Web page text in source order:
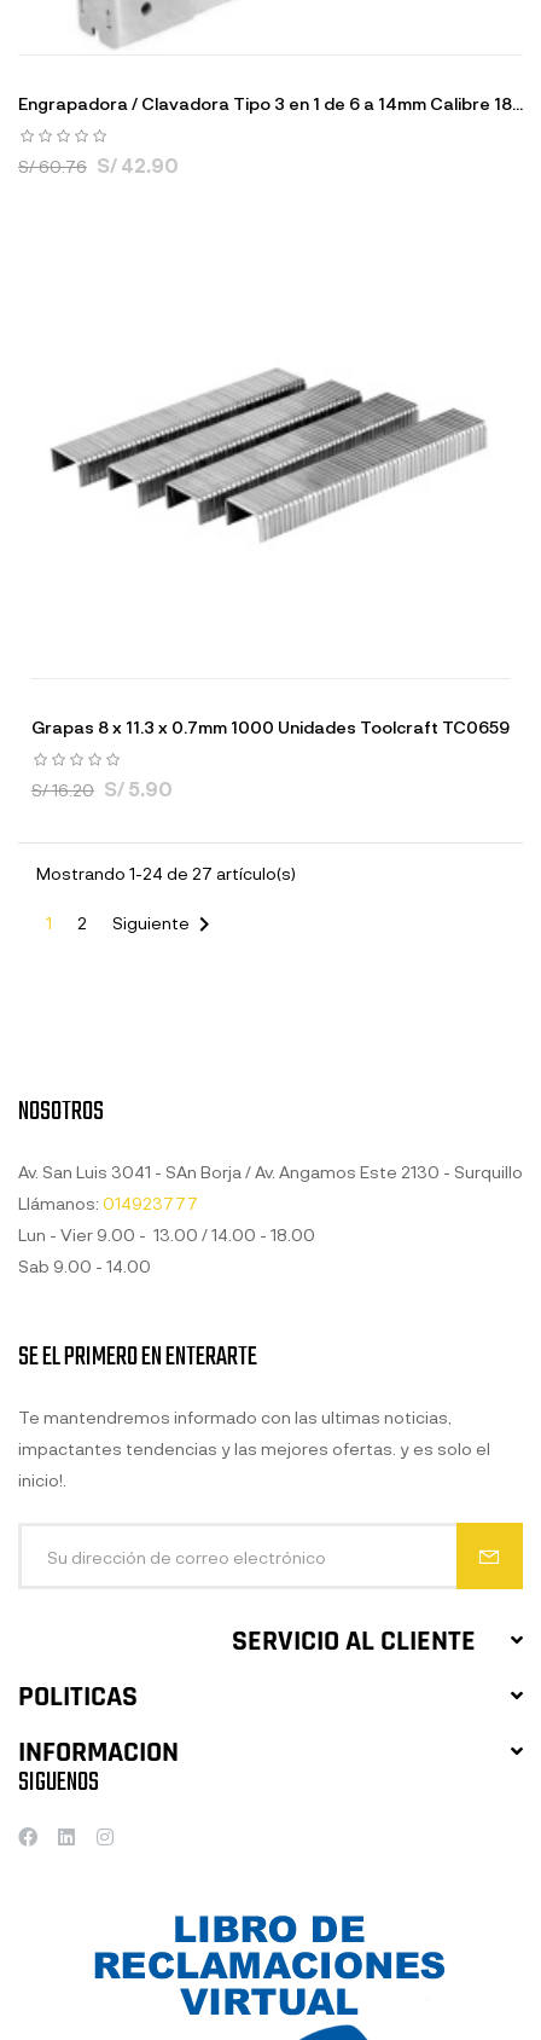
Engrapadora / Clavadora Tipo 3 en 1 de 6 a 14mm Calibre 18...
S/ 60.76 S/ 42.90
Grapas 8 x 11.3 x 0.7mm 1000 Unidades Toolcraft TC0659
S/ 16.20 S/ 5.90
Mostrando 1-24 de 27 artículo(s)
1 2 Siguiente 
NOSOTROS
Av. San Luis 3041 - SAn Borja / Av. Angamos Este 2130 - Surquillo
Llámanos: 014923777
Lun - Vier 9.00 - 13.00 / 14.00 - 18.00
Sab 9.00 - 14.00
SERVICIO AL CLIENTE
POLITICAS
INFORMACION
SE EL PRIMERO EN ENTERARTE
Te mantendremos informado con las ultimas noticias,
impactantes tendencias y las mejores ofertas. y es solo el
inicio!.
SIGUENOS